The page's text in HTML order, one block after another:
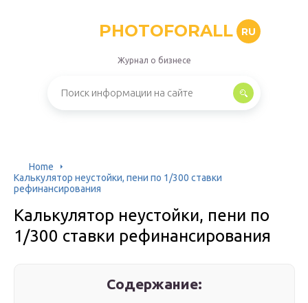
PHOTOFORALL RU
Журнал о бизнесе
Home
Калькулятор неустойки, пени по 1/300 ставки
рефинансирования
Калькулятор неустойки, пени по
1/300 ставки рефинансирования
Содержание: